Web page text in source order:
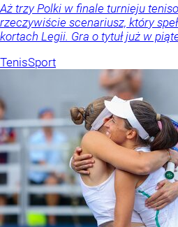
Aż trzy Polki w finale turnieju
rzeczywiście scenariusz, który
kortach Legii. Gra o tytuł już w
TenisSport